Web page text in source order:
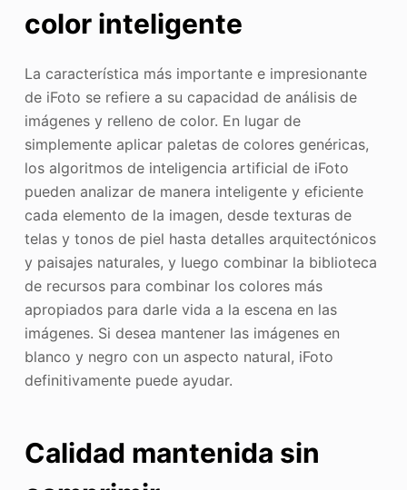
color inteligente
La característica más importante e impresionante
de iFoto se refiere a su capacidad de análisis de
imágenes y relleno de color. En lugar de
simplemente aplicar paletas de colores genéricas,
los algoritmos de inteligencia artificial de iFoto
pueden analizar de manera inteligente y eficiente
cada elemento de la imagen, desde texturas de
telas y tonos de piel hasta detalles arquitectónicos
y paisajes naturales, y luego combinar la biblioteca
de recursos para combinar los colores más
apropiados para darle vida a la escena en las
imágenes. Si desea mantener las imágenes en
blanco y negro con un aspecto natural, iFoto
definitivamente puede ayudar.
Calidad mantenida sin